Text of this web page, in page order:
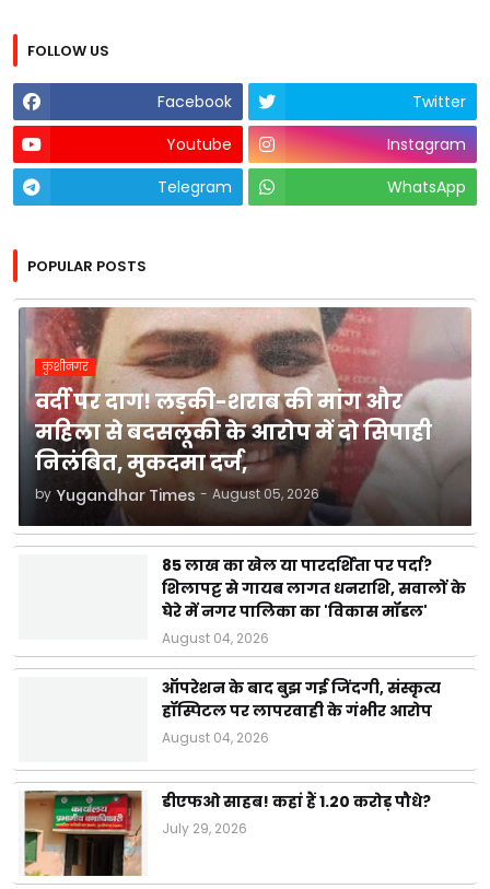
FOLLOW US
Facebook
Twitter
Youtube
Instagram
Telegram
WhatsApp
POPULAR POSTS
कुशीनगर
वर्दी पर दाग! लड़की-शराब की मांग और
महिला से बदसलूकी के आरोप में दो सिपाही
निलंबित, मुकदमा दर्ज,
by Yugandhar Times - August 05, 2026
85 लाख का खेल या पारदर्शिता पर पर्दा?
शिलापट्ट से गायब लागत धनराशि, सवालों के
घेरे में नगर पालिका का 'विकास मॉडल'
August 04, 2026
ऑपरेशन के बाद बुझ गई जिंदगी, संस्कृत्य
हॉस्पिटल पर लापरवाही के गंभीर आरोप
August 04, 2026
डीएफओ साहब! कहां हैं 1.20 करोड़ पौधे?
July 29, 2026